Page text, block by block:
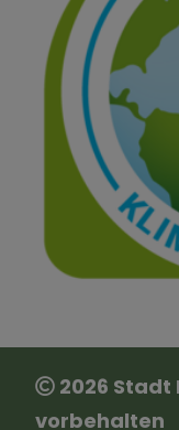
2026 Stadt
vorbehalten